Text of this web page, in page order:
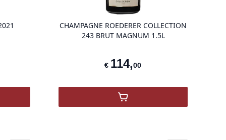
1.5L
BEYCHEVELLE 2021
CHAMPAGNE ROEDERER COLLECTION
243 BRUT MAGNUM 1.5L
€ 114,00
,Champagne Roederer